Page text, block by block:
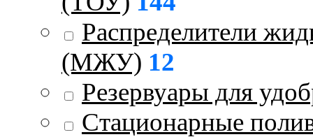
Распределители
(МЖУ) 12
Резервуары для
Стационарные